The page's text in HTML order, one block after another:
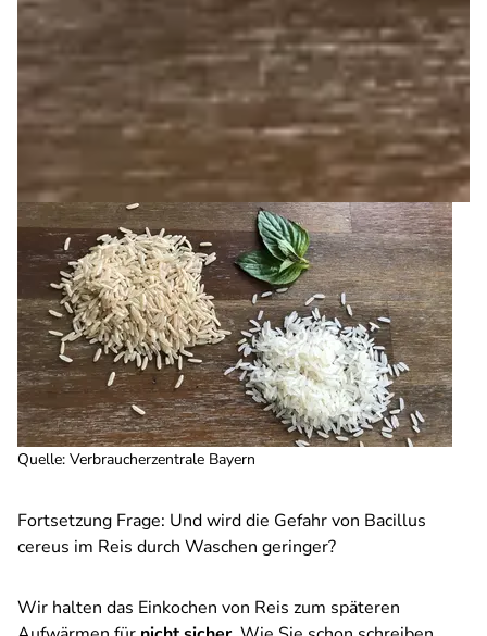
Quelle: Verbraucherzentrale Bayern
Fortsetzung Frage: Und wird die Gefahr von Bacillus
cereus im Reis durch Waschen geringer?
Wir halten das Einkochen von Reis zum späteren